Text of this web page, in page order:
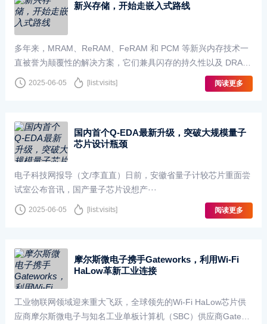
新兴存储，开始走嵌入式路线
多年来，MRAM、ReRAM、FeRAM 和 PCM 等新兴内存技术一
直被誉为颠覆性的解决方案，它们兼具闪存的持久性以及 DRAM
的速度和耐用性。这些技术有望颠覆传统的内···
2025-06-05 [list:visits] 阅读更多
国内首个Q-EDA最新升级，突破大规模量子
芯片设计瓶颈
电子科技网报导（文/李直直）日前，安徽省量子计较芯片重面尝
试室公布音讯，国产量子芯片设想产···
2025-06-05 [list:visits] 阅读更多
摩尔斯微电子携手Gateworks，利用Wi-Fi
HaLow革新工业连接
工业物联网领域迎来重大飞跃，全球领先的Wi-Fi HaLow芯片供
应商摩尔斯微电子与知名工业单板计算机（SBC）供应商Gatewo